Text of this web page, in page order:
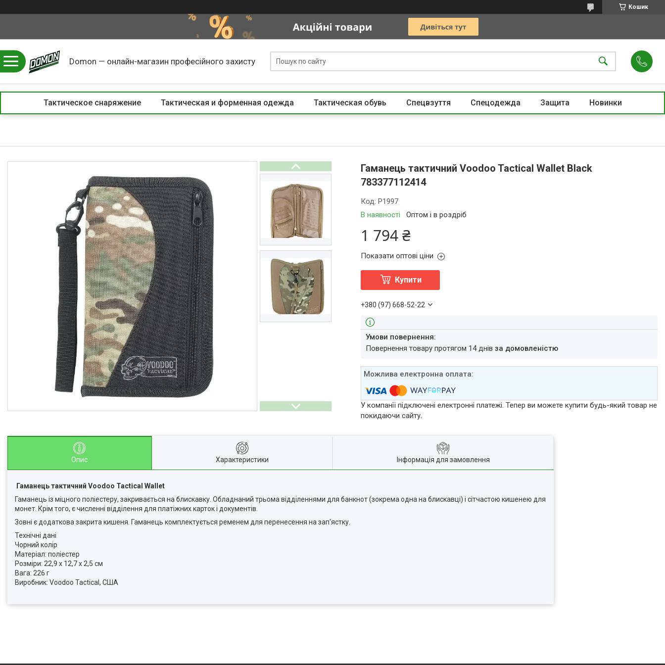
Кошик
Domon — онлайн-магазин професійного захисту
Тактическое снаряжение Тактическая и форменная одежда Тактическая обувь Спецвзуття Спецодежда Защита Новинки
Гаманець тактичний Voodoo Tactical Wallet Black
783377112414
В наявності Оптом і в роздріб
Код:P1997
1 794 ₴
Показати оптові ціни
Купити
+380 (97) 668-52-22
повернення товару протягом 14 днівза домовленістю
У компанії підключені електронні платежі. Тепер ви можете купити будь-який товар не
покидаючи сайту.
Опис Характеристики Інформація для замовлення
Гаманець тактичний Voodoo Tactical Wallet
Гаманець із міцного поліестеру, закривається на блискавку. Обладнаний трьома відділеннями для банкнот (зокрема одна на блискавці) і сітчастою кишенею для
монет. Крім того, є численні відділення для платіжних карток і документів.
Зовні є додаткова закрита кишеня. Гаманець комплектується ременем для перенесення на зап'ястку.
Технічні дані
Чорний колір
Матеріал: поліестер
Розміри: 22,9 х 12,7 х 2,5 см
Вага: 226 г
Виробник: Voodoo Tactical, США